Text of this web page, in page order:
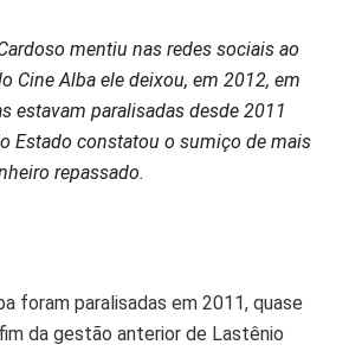
mentiu nas redes sociais ao
Cine Alba ele deixou, em 2012, em
estavam paralisadas desde 2011
Estado constatou o sumiço de mais
repassado.
foram paralisadas em 2011, quase
da gestão anterior de Lastênio